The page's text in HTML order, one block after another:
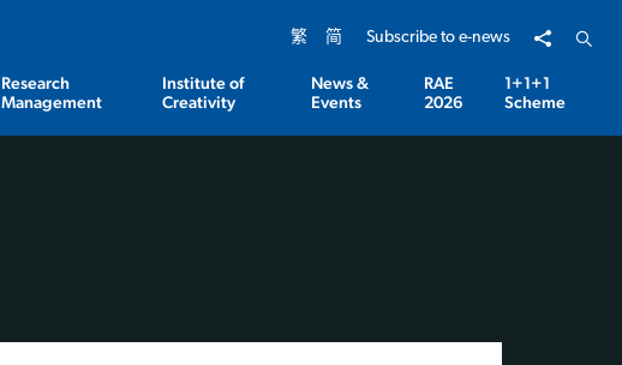
繁 简 Subscribe to e-news Share toOpen
Research
Management
Institute of
Creativity
News &
Events
RAE
2026
1+1+1
Scheme